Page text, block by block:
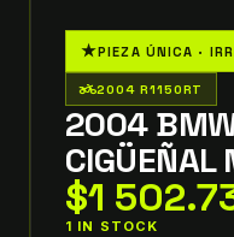
★PIEZA ÚNICA ·
two_wheeler2004 R1150RT
2004
CIGÜEÑAL
$1
1 IN STOCK